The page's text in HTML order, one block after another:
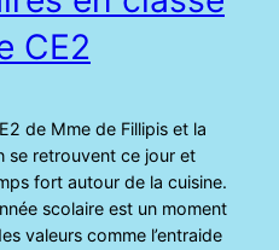
CE2
de Mme de Fillipis et la
se retrouvent ce jour et
fort autour de la cuisine.
scolaire est un moment
valeurs comme l’entraide